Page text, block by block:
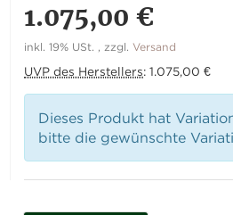
1.075,00 €
inkl. 19% USt. , zzgl.Versand
UVP des Herstellers:1.075,00 €
Dieses Produkt hat
bitte die gewünschte